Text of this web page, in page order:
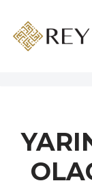
İçeriğe